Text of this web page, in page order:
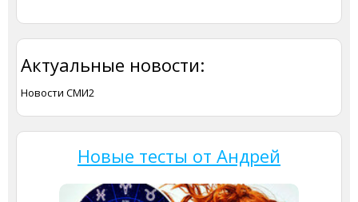
Актуальные новости:
Новости СМИ2
Новые тесты от Андрей